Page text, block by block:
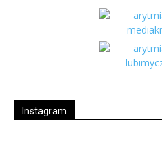
Instagram